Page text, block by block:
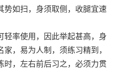
如扫，身须取侧，收腿宜速
率使用，因此举起甚高，身
，易为人制，须练习精到，
时，左右前后习之，必须力贯